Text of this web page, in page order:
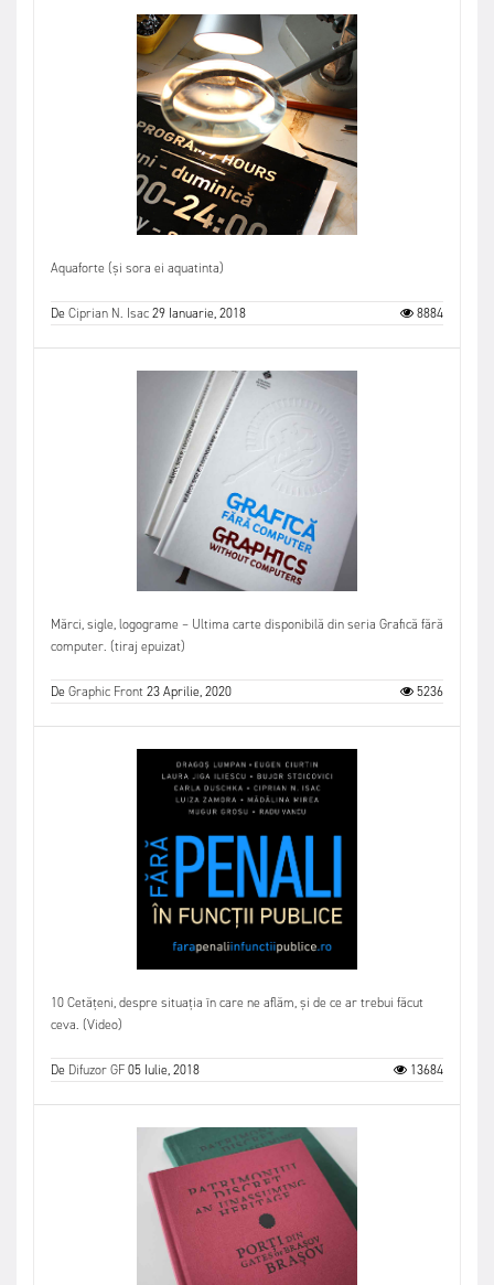
Aquaforte (și sora ei aquatinta)
DeCiprian N. Isac29 Ianuarie, 2018 8884
Mărci, sigle, logograme – Ultima carte disponibilă din seria Grafică fără
computer. (tiraj epuizat)
DeGraphic Front23 Aprilie, 2020 5236
10 Cetățeni, despre situația în care ne aflăm, și de ce ar trebui făcut
ceva. (Video)
De Difuzor GF05 Iulie, 2018 13684